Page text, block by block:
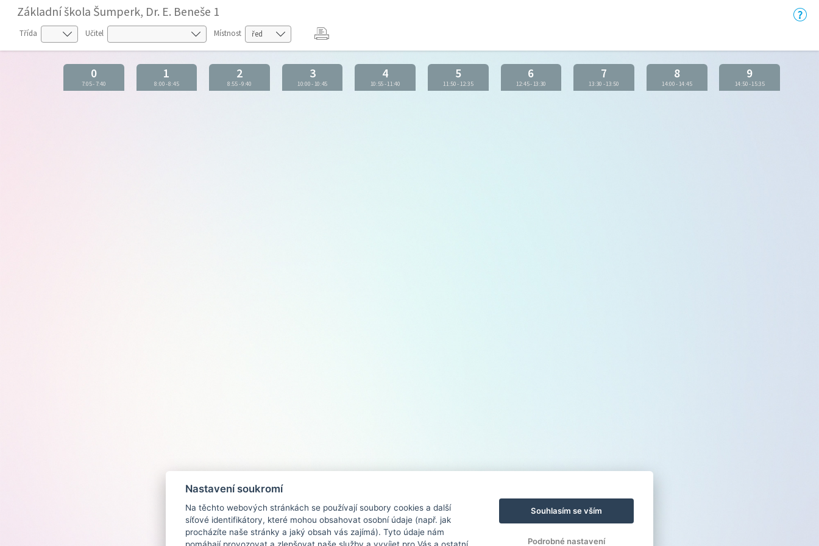
Základní škola Šumperk, Dr. E. Beneše 1
Třída Učitel Místnost
0
7:05-7:40
1
8:00-8:45
2
8:55-9:40
3
10:00-10:45
4
10:55-11:40
5
11:50-12:35
6
12:45-13:30
7
13:30 -13:50
8
14:00-14:45
9
14:50-15:35
Nastavení soukromí
Na těchto webových stránkách se používají soubory cookies a další
síťové identifikátory, které mohou obsahovat osobní údaje (např. jak
procházíte naše stránky a jaký obsah vás zajímá). Tyto údaje nám
Souhlasím se vším
Podrobné nastavení